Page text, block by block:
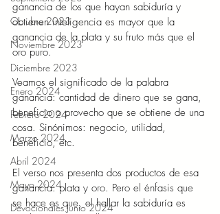
Octubre 2023
Noviembre 2023
Diciembre 2023
Enero 2024
Febrero 2024
Marzo 2024
Abril 2024
Mayo 2024
Devocionales Junio 2024
ganancia de los que hayan sabiduría y
obtienen inteligencia es mayor que la
ganancia de la plata y su fruto más que el
oro puro.
Veamos el significado de la palabra
ganancia: cantidad de dinero que se gana,
beneficio o provecho que se obtiene de una
cosa. Sinónimos: negocio, utilidad,
beneficio, etc.
El verso nos presenta dos productos de esa
ganancia: plata y oro. Pero el énfasis que
se hace es que, el hallar la sabiduría es